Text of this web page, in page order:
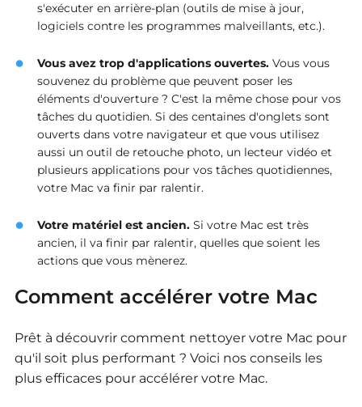
s'exécuter en arrière-plan (outils de mise à jour,
logiciels contre les programmes malveillants, etc.).
Vous avez trop d'applications ouvertes. Vous vous
souvenez du problème que peuvent poser les
éléments d'ouverture ? C'est la même chose pour vos
tâches du quotidien. Si des centaines d'onglets sont
ouverts dans votre navigateur et que vous utilisez
aussi un outil de retouche photo, un lecteur vidéo et
plusieurs applications pour vos tâches quotidiennes,
votre Mac va finir par ralentir.
Votre matériel est ancien. Si votre Mac est très
ancien, il va finir par ralentir, quelles que soient les
actions que vous mènerez.
Comment accélérer votre Mac
Prêt à découvrir comment nettoyer votre Mac pour
qu'il soit plus performant ? Voici nos conseils les
plus efficaces pour accélérer votre Mac.